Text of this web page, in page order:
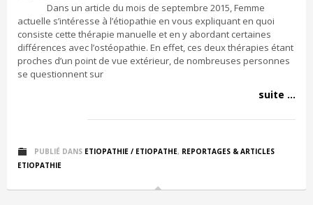
Dans un article du mois de septembre 2015, Femme
actuelle s’intéresse à l’étiopathie en vous expliquant en quoi
consiste cette thérapie manuelle et en y abordant certaines
différences avec l’ostéopathie. En effet, ces deux thérapies étant
proches d’un point de vue extérieur, de nombreuses personnes
se questionnent sur
suite ...
PUBLIÉ DANS ETIOPATHIE / ETIOPATHE, REPORTAGES & ARTICLES
ETIOPATHIE